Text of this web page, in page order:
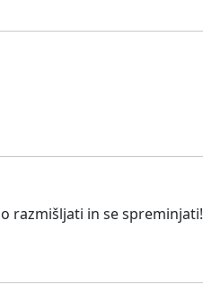
razmišljati in se spreminjati!